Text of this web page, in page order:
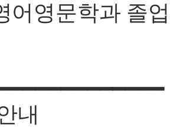
어영문학과 졸
내